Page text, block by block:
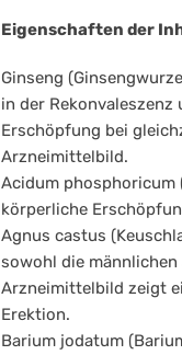
Eigenschaften der
Ginseng
in der Rekonvaleszenz
Erschöpfung bei
Arzneimittelbild.
Acidum phosphoricum
körperliche
Agnus castus
sowohl die männlichen
Arzneimittelbild zeigt
Erektion.
Barium jodatum